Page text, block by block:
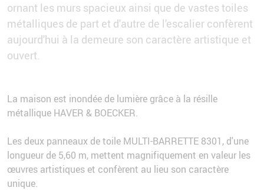
ornant les murs spacieux ainsi que de vastes toiles
métalliques de part et d'autre de l'escalier confèrent
aujourd'hui à la demeure son caractère artistique et
ouvert.
La maison est inondée de lumière grâce à la résille
métallique HAVER & BOECKER.
Les deux panneaux de toile MULTI-BARRETTE 8301, d'une
longueur de 5,60 m, mettent magnifiquement en valeur les
œuvres artistiques et confèrent au lieu son caractère
unique.